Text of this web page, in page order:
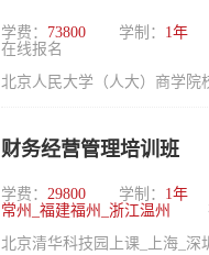
学费： 73800 学制： 1年
在线报名
北京人民大学（人大）商学院
财务经营管理培训班
学费： 29800 学制： 1年
常州_福建福州_浙江温州
北京清华科技园上课_上海_深